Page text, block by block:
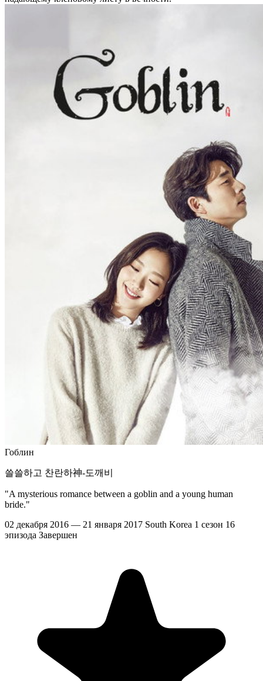
Гоблин
쓸쓸하고 찬란하神-도깨비
"A mysterious romance between a goblin and a young human
bride."
02 декабря 2016 — 21 января 2017 South Korea 1 сезон 16
эпизода Завершен